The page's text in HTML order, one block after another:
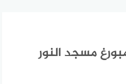
مسجد النور